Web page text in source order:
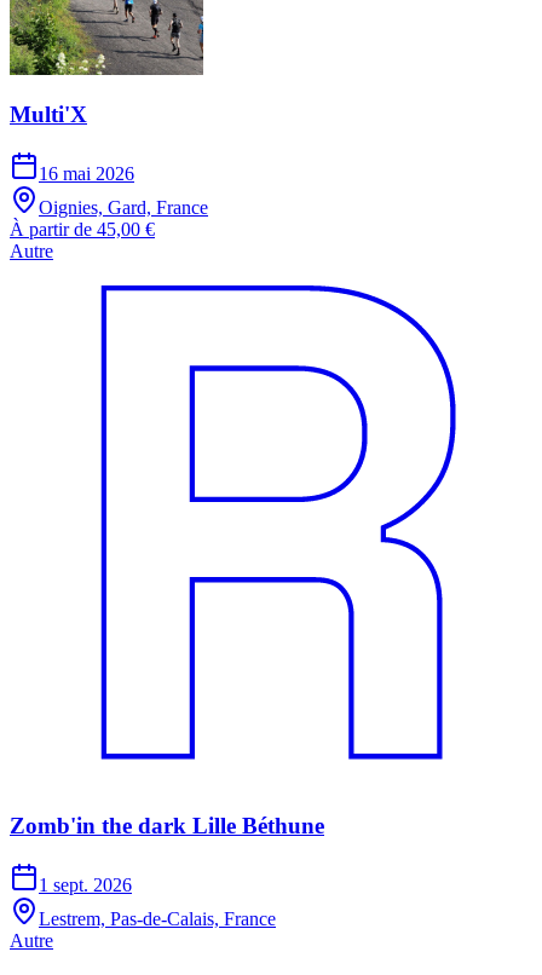
Multi'X
16 mai 2026
Oignies, Gard, France
À partir de 45,00 €
Autre
Zomb'in the dark Lille Béthune
1 sept. 2026
Lestrem, Pas-de-Calais, France
Autre